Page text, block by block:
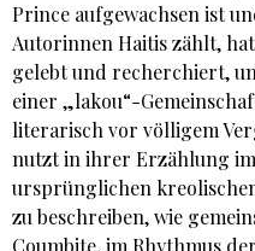
Prince aufgewachsen ist
Autorinnen Haitis zählt,
gelebt und recherchiert,
einer „lakou“-
literarisch vor völligem
nutzt in ihrer Erzählung
ursprünglichen
zu beschreiben, wie
Coumbite, im Rhythmus